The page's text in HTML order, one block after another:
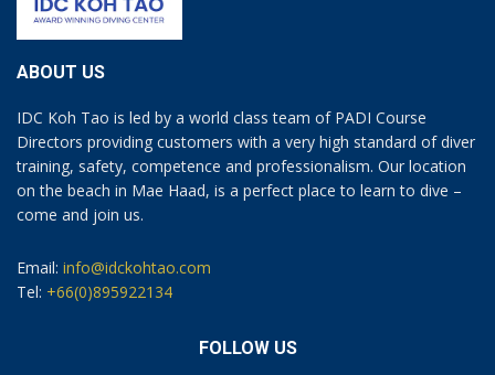
ABOUT US
IDC Koh Tao is led by a world class team of PADI Course
Directors providing customers with a very high standard of diver
training, safety, competence and professionalism. Our location
on the beach in Mae Haad, is a perfect place to learn to dive –
come and join us.
Email: info@idckohtao.com
Tel: +66(0)895922134
FOLLOW US